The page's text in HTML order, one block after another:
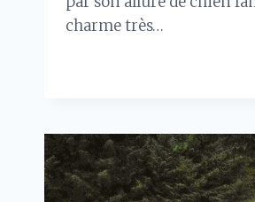
charme très…
PHYSIQUES
D’UN
BEAGLE
CROISÉ